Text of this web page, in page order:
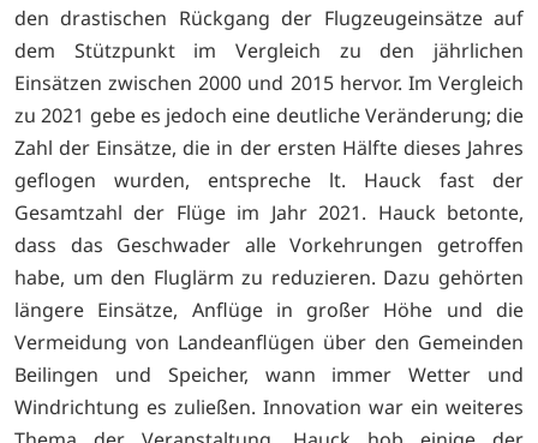
den drastischen Rückgang der Flugzeugeinsätze auf
dem Stützpunkt im Vergleich zu den jährlichen
Einsätzen zwischen 2000 und 2015 hervor. Im Vergleich
zu 2021 gebe es jedoch eine deutliche Veränderung; die
Zahl der Einsätze, die in der ersten Hälfte dieses Jahres
geflogen wurden, entspreche lt. Hauck fast der
Gesamtzahl der Flüge im Jahr 2021. Hauck betonte,
dass das Geschwader alle Vorkehrungen getroffen
habe, um den Fluglärm zu reduzieren. Dazu gehörten
längere Einsätze, Anflüge in großer Höhe und die
Vermeidung von Landeanflügen über den Gemeinden
Beilingen und Speicher, wann immer Wetter und
Windrichtung es zuließen. Innovation war ein weiteres